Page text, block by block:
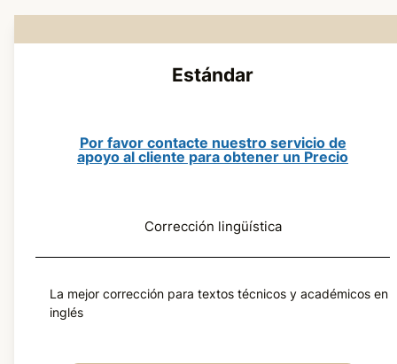
Estándar
Por favor contacte nuestro servicio de
apoyo al cliente para obtener un Precio
Corrección lingüística
La mejor corrección para textos técnicos y académicos en
inglés